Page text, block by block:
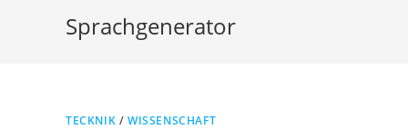
Sprachgenerator
TECKNIK /WISSENSCHAFT